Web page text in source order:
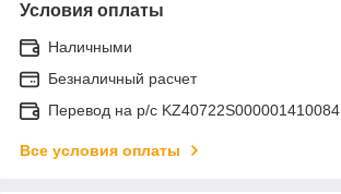
Условия оплаты
Наличными
Безналичный расчет
Перевод на р/с KZ40722S000001410084
Все условия оплаты